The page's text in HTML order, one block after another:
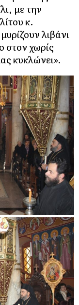
με την
κ.
λιβάνι
στον χωρίς
κυκλώνει».